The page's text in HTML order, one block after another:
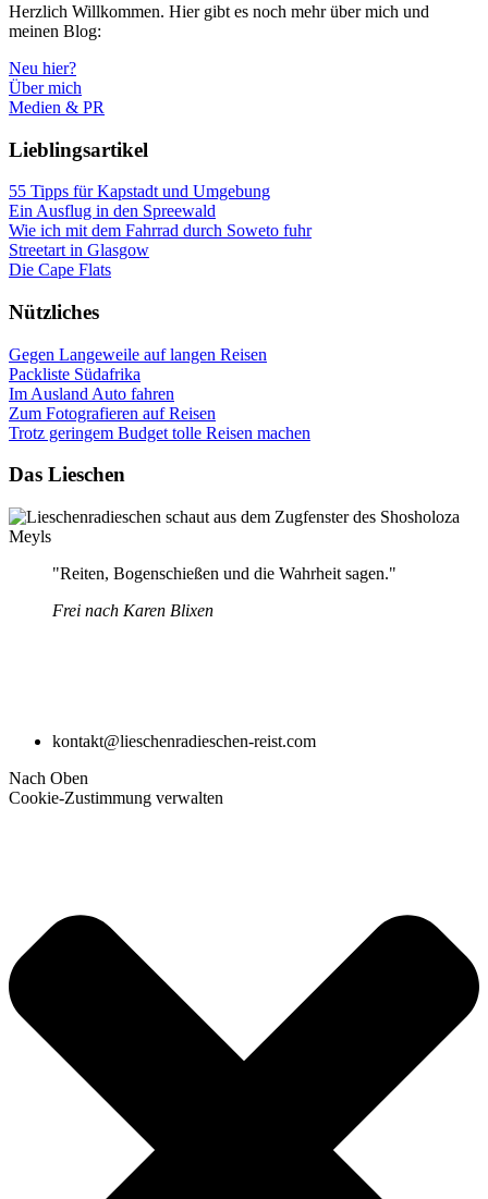
Herzlich Willkommen. Hier gibt es noch mehr über mich und
meinen Blog:
Neu hier?
Über mich
Medien & PR
Lieblingsartikel
55 Tipps für Kapstadt und Umgebung
Ein Ausflug in den Spreewald
Wie ich mit dem Fahrrad durch Soweto fuhr
Streetart in Glasgow
Die Cape Flats
Nützliches
Gegen Langeweile auf langen Reisen
Packliste Südafrika
Im Ausland Auto fahren
Zum Fotografieren auf Reisen
Trotz geringem Budget tolle Reisen machen
Das Lieschen
"Reiten, Bogenschießen und die Wahrheit sagen."
Frei nach Karen Blixen
kontakt@lieschenradieschen-reist.com
Nach Oben
Cookie-Zustimmung verwalten